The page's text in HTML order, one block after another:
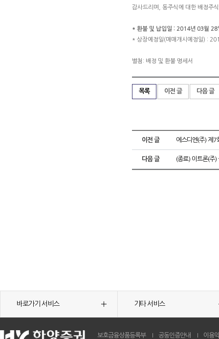
감사드리며, 동주식에 대한 배정주
* 환불 및 납입일 : 2014년 03월 28
* 상장예정일(매매개시예정일) :
별첨: 배정 및 환불 명세서
목록 이전 글 다음 글
이전 글 에스디엔(주) 제7
다음 글 (종료) 이트론(주)
바로가기 서비스 기타 서비스
보호금융상품등록부 공동인증안내 이용